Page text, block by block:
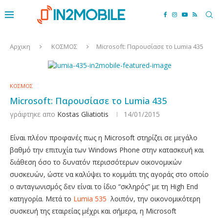
Αρχικη ΚΟΣΜΟΣ Microsoft: Παρουσίασε το Lumia 435
ΚΟΣΜΟΣ
Microsoft: Παρουσίασε το Lumia 435
γράφτηκε απο Kostas Gliatiotis 14/01/2015
Είναι πλέον προφανές πως η Microsoft στηρίζει σε μεγάλο
βαθμό την επιτυχία των Windows Phone στην κατασκευή και
διάθεση όσο το δυνατόν περισσότερων οικονομικών
συσκευών, ώστε να καλύψει το κομμάτι της αγοράς στο οποίο
ο ανταγωνισμός δεν είναι το ίδιο “σκληρός” με τη High End
κατηγορία. Μετά το Lumia 535 λοιπόν, την οικονομικότερη
συσκευή της εταιρείας μέχρι και σήμερα, η Microsoft